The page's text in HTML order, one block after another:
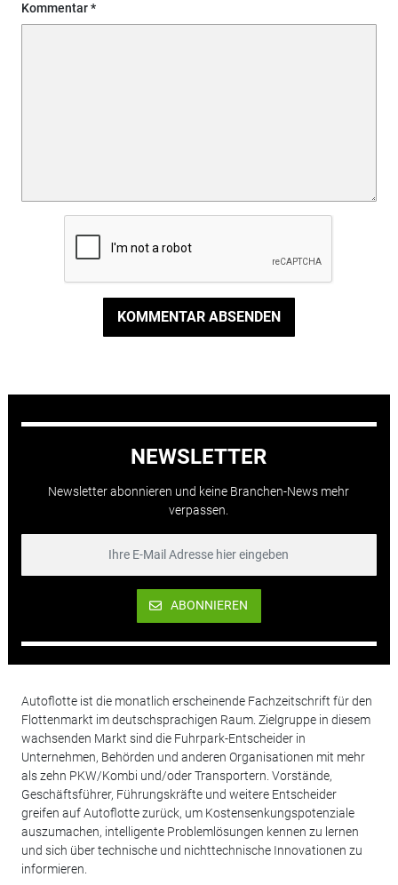
Kommentar
KOMMENTAR ABSENDEN
NEWSLETTER
Newsletter abonnieren und keine Branchen-News mehr
verpassen.
ABONNIEREN
Autoflotte ist die monatlich erscheinende Fachzeitschrift für den
Flottenmarkt im deutschsprachigen Raum. Zielgruppe in diesem
wachsenden Markt sind die Fuhrpark-Entscheider in
Unternehmen, Behörden und anderen Organisationen mit mehr
als zehn PKW/Kombi und/oder Transportern. Vorstände,
Geschäftsführer, Führungskräfte und weitere Entscheider
greifen auf Autoflotte zurück, um Kostensenkungspotenziale
auszumachen, intelligente Problemlösungen kennen zu lernen
und sich über technische und nichttechnische Innovationen zu
informieren.